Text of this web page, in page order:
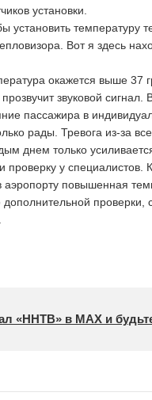
установки.
установить температуру
Вот я здесь
окажется выше 37
звуковой сигнал.
пассажира в
рады. Тревога из-за
днем только
у специалистов.
аэропорту повышенная
дополнительной проверки,
«ННТВ» в МАХ и